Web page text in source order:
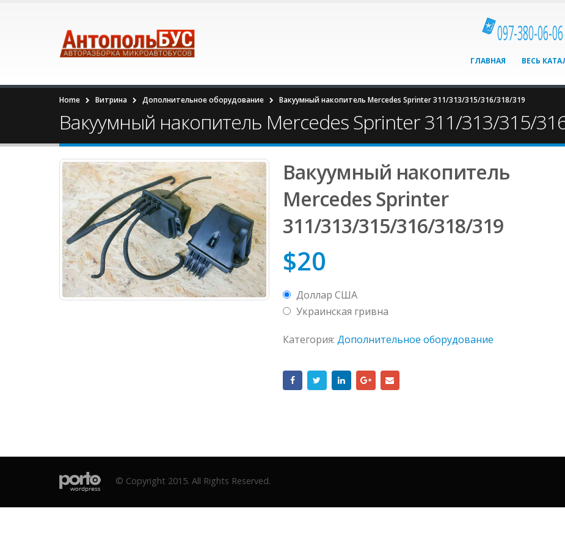
097-380-06-06
ГЛАВНАЯ ВЕСЬ
Home Витрина Дополнительное оборудование Вакуумный накопитель Mercedes Sprinter 311/313/315/316/318/319
Вакуумный накопитель Mercedes Sprinter 311/313/315/
Вакуумный накопитель
Mercedes Sprinter
311/313/315/316/318/319
$20
Доллар США
Украинская гривна
Категория: Дополнительное оборудование
© Copyright 2015. All Rights Reserved.